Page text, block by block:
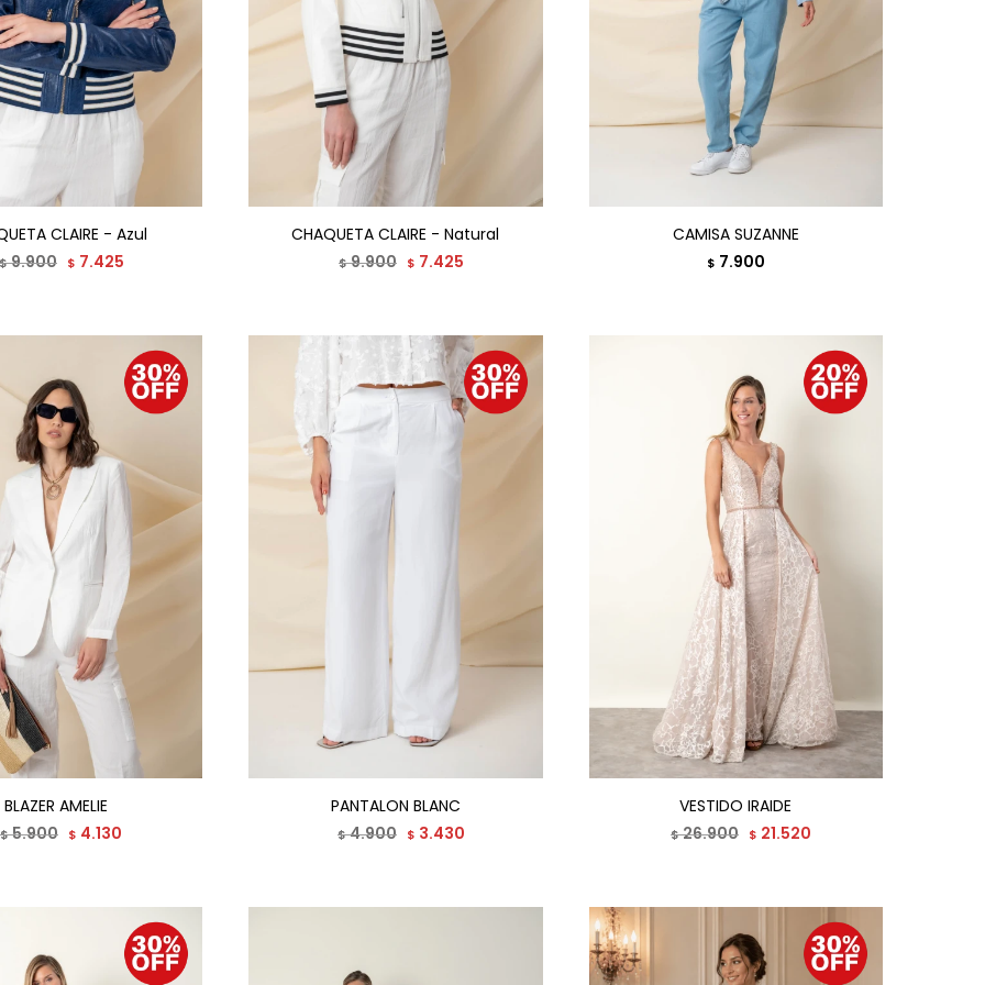
CLAIRE - Azul
9.900 $ 7.425
CHAQUETA CLAIRE - Natural
$9.900 $ 7.425
CAMISA SUZANNE
$ 7.900
BLAZER AMELIE
$5.900 $ 4.130
PANTALON BLANC
$4.900 $ 3.430
VESTIDO IRAIDE
$26.900 $ 21.520